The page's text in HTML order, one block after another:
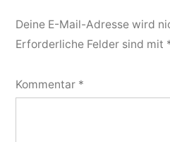
Deine E-Mail-Adresse wird
Erforderliche Felder sind mit
Kommentar *